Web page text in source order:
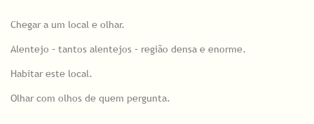
Chegar a um local e olhar.
Alentejo – tantos alentejos – região densa e enorme.
Habitar este local.
Olhar com olhos de quem pergunta.